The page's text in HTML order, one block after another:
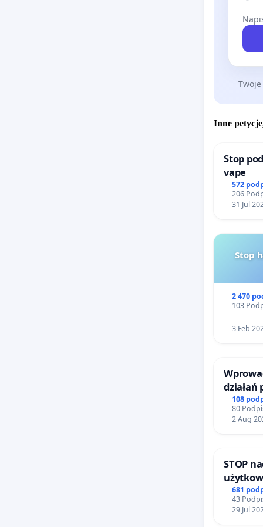
2014
Zarząd
po
Z
jest
w ślad
ZZM
W
przed
Inne
Stop
vape
572
206
31 Jul
Stop
2 470
103
3 Feb
działań
108
80
2 Aug
STOP
ogrody
681
43
29 Jul